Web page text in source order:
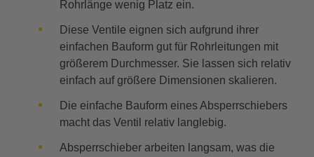
Rohrlänge wenig Platz ein.
Diese Ventile eignen sich aufgrund ihrer
einfachen Bauform gut für Rohrleitungen mit
größerem Durchmesser. Sie lassen sich relativ
einfach auf größere Dimensionen skalieren.
Die einfache Bauform eines Absperrschiebers
macht das Ventil relativ langlebig.
Absperrschieber arbeiten langsam, was die